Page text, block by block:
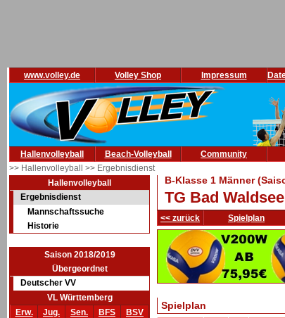
www.volley.de Volley Shop Impressum
Hallenvolleyball Beach-Volleyball Community
>> Hallenvolleyball >> Ergebnisdienst
Hallenvolleyball
Ergebnisdienst
Mannschaftssuche
Historie
Saison 2018/2019
Übergeordnet
Deutscher VV
VL Württemberg
Erw.
Jug. Sen. BFS
BSV
B-Klasse 1 Männer
TG Bad
<< zurück Spielplan
Spielplan